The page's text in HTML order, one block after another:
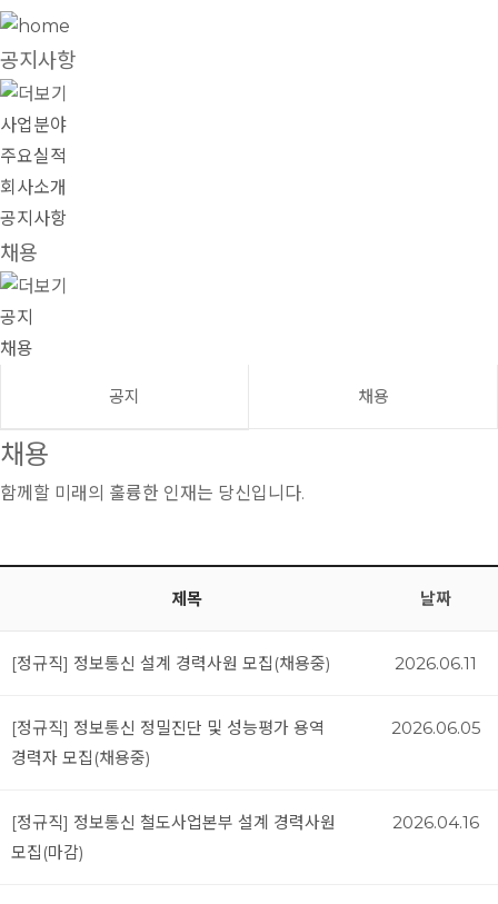
공지사항
사업분야
주요실적
회사소개
공지사항
채용
공지
채용
공지 채용
채용
함께할 미래의 훌륭한 인재는 당신입니다.
제목 날짜
[정규직] 정보통신 설계 경력사원 모집(채용중) 2026.06.11
[정규직] 정보통신 정밀진단 및 성능평가 용역
경력자 모집(채용중)
2026.06.05
[정규직] 정보통신 철도사업본부 설계 경력사원
모집(마감)
2026.04.16